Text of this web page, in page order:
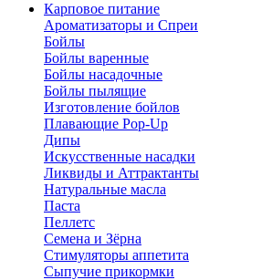
Карповое питание
Ароматизаторы и Спреи
Бойлы
Бойлы варенные
Бойлы насадочные
Бойлы пылящие
Изготовление бойлов
Плавающие Pop-Up
Дипы
Искусственные насадки
Ликвиды и Аттрактанты
Натуральные масла
Паста
Пеллетс
Семена и Зёрна
Стимуляторы аппетита
Сыпучие прикормки